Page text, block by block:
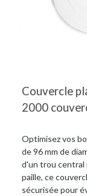
Couvercle
2000
Optimisez vos
de 96 mm de
d'un trou central
paille, ce
sécurisée pour